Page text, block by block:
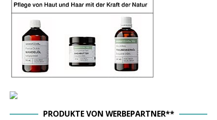
PRODUKTE VON WERBEPARTNER**